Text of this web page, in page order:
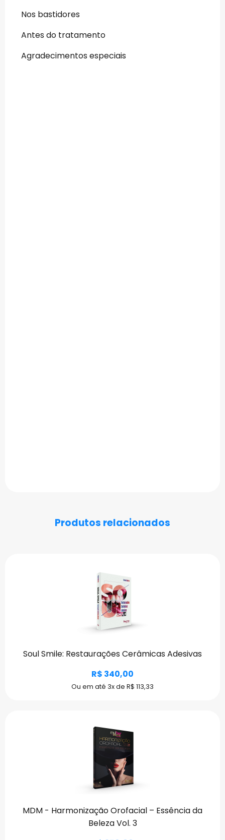
Nos bastidores
Antes do tratamento
Agradecimentos especiais
Produtos relacionados
Soul Smile: Restaurações Cerâmicas Adesivas
R$ 340,00
Ou em até 3x de R$ 113,33
MDM - Harmonização Orofacial – Essência da
Beleza Vol. 3